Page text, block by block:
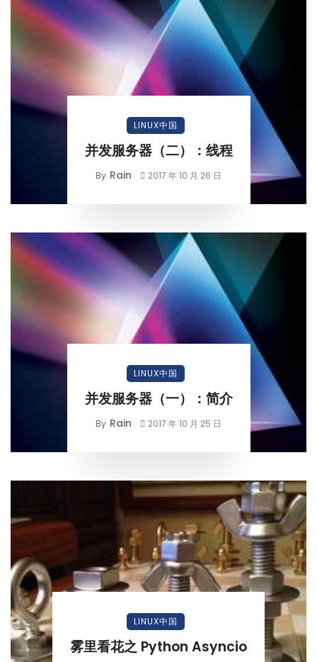
LINUX中国
并发服务器（二）：线程
By Rain 2017 年 10 月 26 日
LINUX中国
并发服务器（一）：简介
By Rain 2017 年 10 月 25 日
LINUX中国
雾里看花之 Python Asyncio